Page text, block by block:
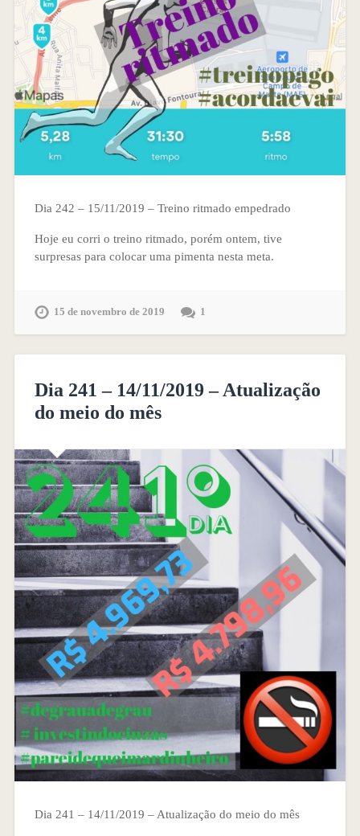
Dia 242 – 15/11/2019 – Treino ritmado empedrado
Hoje eu corri o treino ritmado, porém ontem, tive
surpresas para colocar uma pimenta nesta meta.
15 de novembro de 2019 1
Dia 241 – 14/11/2019 – Atualização
do meio do mês
Dia 241 – 14/11/2019 – Atualização do meio do mês